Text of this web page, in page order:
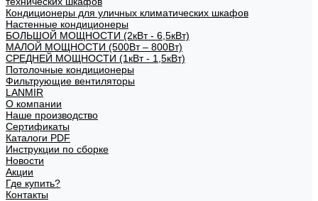
Кондиционеры для уличных климатических шкафов
Настенные кондиционеры
БОЛЬШОЙ МОЩНОСТИ (2кВт - 6,5кВт)
МАЛОЙ МОЩНОСТИ (500Вт – 800Вт)
СРЕДНЕЙ МОЩНОСТИ (1кВт - 1,5кВт)
Потолочные кондиционеры
Фильтрующие вентиляторы
LANMIR
О компании
Наше производство
Сертификаты
Каталоги PDF
Инструкции по сборке
Новости
Акции
Где купить?
Контакты